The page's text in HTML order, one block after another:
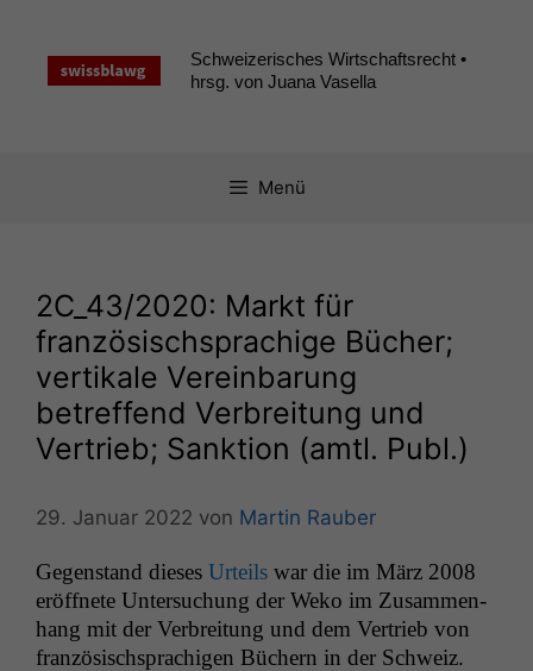
springen
Schweizerisches Wirtschaftsrecht •
hrsg. von Juana Vasella
Menü
2C_43/2020: Markt für
französischsprachige Bücher;
vertikale Vereinbarung
betreffend Verbreitung und
Vertrieb; Sanktion (amtl. Publ.)
29. Januar 2022 von Martin Rauber
Gegen­stand dieses Urteils war die im März 2008
eröffnete Unter­suchung der Weko im Zusam­men­
hang mit der Ver­bre­itung und dem Ver­trieb von
franzö­sis­chsprachi­gen Büch­ern in der Schweiz.